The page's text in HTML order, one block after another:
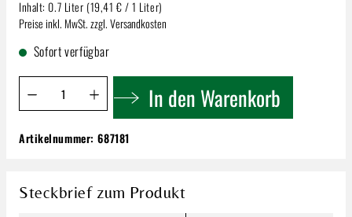
Inhalt: 0.7 Liter (19,41 € / 1 Liter)
Preise inkl. MwSt. zzgl. Versandkosten
Sofort verfügbar
Produkt Anzahl: Gib den gewünschten Wert ein oder
In den Warenkorb
Passoa 17% 0,7l
Inhalt:0.7 Liter (19,41 € / 1 Liter)
Artikelnummer:687181
Steckbrief zum Produkt